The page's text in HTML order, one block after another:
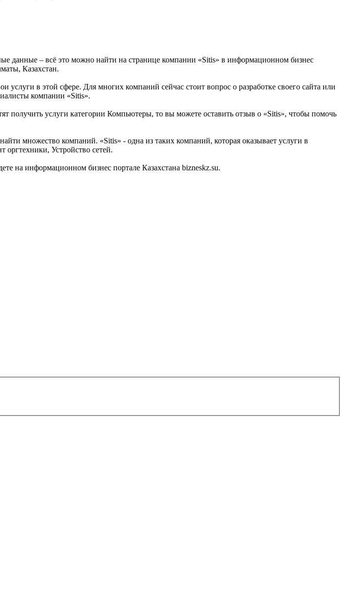
данные – всё это можно найти на странице компании «Sitis» в информационном бизнес
Казахстан.
услуги в этой сфере. Для многих компаний сейчас стоит вопрос о разработке своего сайта или
компании «Sitis».
получить услуги категории Компьютеры, то вы можете оставить отзыв о «Sitis», чтобы помочь
множество компаний. «Sitis» - одна из таких компаний, которая оказывает услуги в
Устройство сетей.
на информационном бизнес портале Казахстана bizneskz.su.